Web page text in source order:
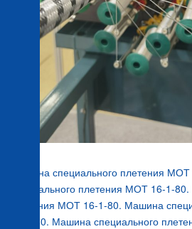
Машина специального плетения
специального плетения МОТ 16-1-
плетения МОТ 16-1-80. Машина
16-1-80. Машина специального